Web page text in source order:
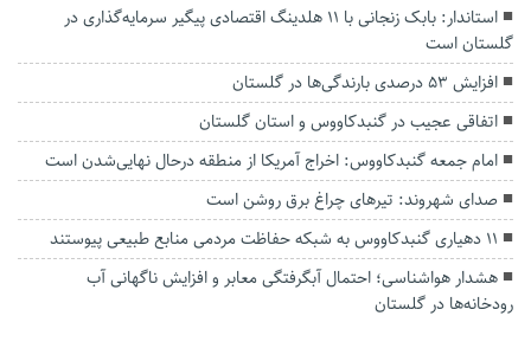
استاندار: بابک زنجانی با ۱۱ هلدینگ اقتصادی پیگیر سرمایه‌گذاری در
گلستان است
افزایش ۵۳ درصدی بارندگی‌ها در گلستان
اتفاقی عجیب در‌ گنبدکاووس و استان گلستان
امام جمعه گنبدکاووس: اخراج آمریکا از منطقه درحال نهایی‌شدن است
صدای شهروند: تیرهای چراغ برق روشن است
۱۱ دهیاری گنبدکاووس به شبکه حفاظت مردمی منابع طبیعی پیوستند
هشدار هواشناسی؛ احتمال آبگرفتگی معابر و افزایش ناگهانی آب
رودخانه‌ها در گلستان